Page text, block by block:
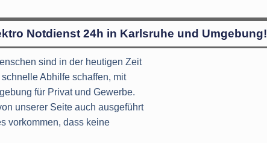
Notdienst 24h in Karlsruhe und Umgebung!
sind in der heutigen Zeit
Abhilfe schaffen, mit
für Privat und Gewerbe.
unserer Seite auch ausgeführt
vorkommen, dass keine